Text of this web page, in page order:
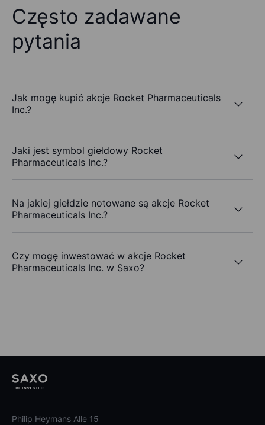
Często zadawane
pytania
Jak mogę kupić akcje Rocket Pharmaceuticals
Inc.?
Jaki jest symbol giełdowy Rocket
Pharmaceuticals Inc.?
Na jakiej giełdzie notowane są akcje Rocket
Pharmaceuticals Inc.?
Czy mogę inwestować w akcje Rocket
Pharmaceuticals Inc. w Saxo?
Philip Heymans Alle 15